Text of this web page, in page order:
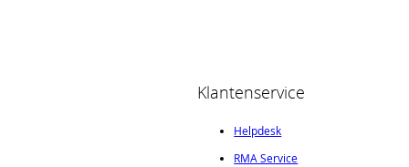
Klantenservice
Helpdesk
RMA Service